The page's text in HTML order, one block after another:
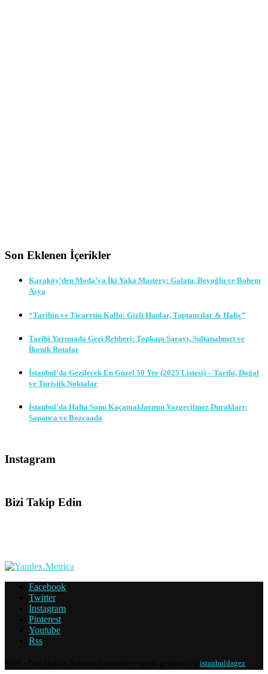
Son Eklenen İçerikler
Karaköy’den Moda’ya İki Yaka Mastery: Galata, Beyoğlu ve Bohem
Asya
“Tarihin ve Ticaretin Kalbi: Gizli Hanlar, Toptancılar & Haliç”
Tarihi Yarımada Gezi Rehberi: Topkapı Sarayı, Sultanahmet ve
İkonik Rotalar
İstanbul’da Gezilecek En Güzel 50 Yer (2025 Listesi) – Tarihi, Doğal
ve Turistik Noktalar
İstanbul’da Hafta Sonu Kaçamaklarının Vazgeçilmez Durakları:
Sapanca ve Bozcaada
Instagram
Bizi Takip Edin
Facebook
Twitter
Instagram
Pinterest
Youtube
Rss
istanbuldagez